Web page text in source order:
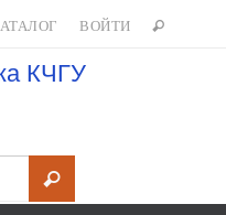
ВОЙТИ
КЧГУ